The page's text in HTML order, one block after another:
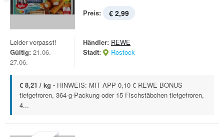
Preis: € 2,99
Leider verpasst!
Gültig: 21.06. -
27.06.
Händler: REWE
Stadt:
Rostock
€ 8,21 / kg - HINWEIS: MIT APP 0,10 € REWE BONUS
tiefgefroren, 364-g-Packung oder 15 Fischstäbchen tiefgefroren,
4...